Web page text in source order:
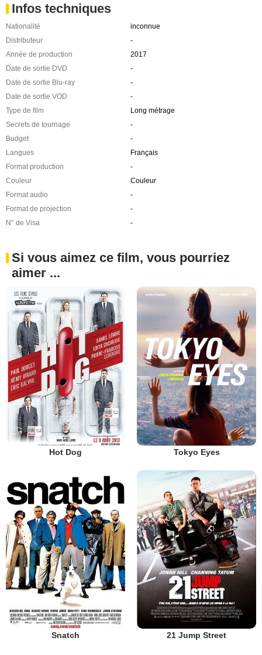
Infos techniques
Nationalité
inconnue
Distributeur
-
Année de production
2017
Date de sortie DVD
-
Date de sortie Blu-ray
-
Date de sortie VOD
-
Type de film
Long métrage
Secrets de tournage
-
Budget
-
Langues
Français
Format production
-
Couleur
Couleur
Format audio
-
Format de projection
-
N° de Visa
-
Si vous aimez ce film, vous pourriez
aimer ...
Hot Dog Tokyo Eyes
Snatch 21 Jump Street